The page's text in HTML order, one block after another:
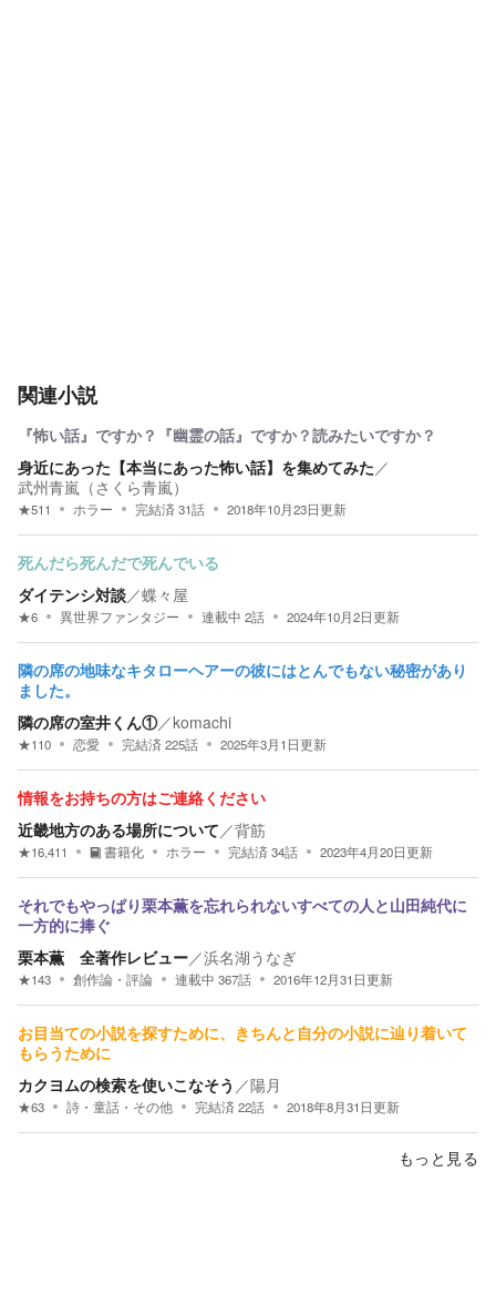
関連小説
『怖い話』ですか？『幽霊の話』ですか？読みたいですか？
身近にあった【本当にあった怖い話】を集めてみた／
武州青嵐（さくら青嵐）
★511 ホラー 完結済31話 2018年10月23日更新
死んだら死んだで死んでいる
ダイテンシ対談／蝶々屋
★6 異世界ファンタジー 連載中 2話 2024年10月2日更新
隣の席の地味なキタローヘアーの彼にはとんでもない秘密があり
ました。
隣の席の室井くん①／komachi
★110 恋愛 完結済225話 2025年3月1日更新
情報をお持ちの方はご連絡ください
近畿地方のある場所について／背筋
★16,411 書籍化 ホラー 完結済 34話 2023年4月20日更新
それでもやっぱり栗本薫を忘れられないすべての人と山田純代に
一方的に捧ぐ
栗本薫 全著作レビュー／浜名湖うなぎ
★143 創作論・評論 連載中 367話 2016年12月31日更新
お目当ての小説を探すために、きちんと自分の小説に辿り着いて
もらうために
カクヨムの検索を使いこなそう ／陽月
★63 詩・童話・その他 完結済22話 2018年8月31日更新
もっと見る